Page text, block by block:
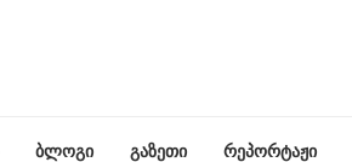
ბლოგი გაზეთი რეპორტაჟი